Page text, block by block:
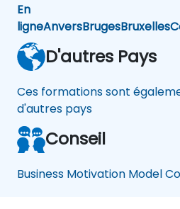
En
ligneAnversBrugesBruxelles
D'autres Pays
Ces formations sont
d'autres pays
Conseil
Business Motivation Model